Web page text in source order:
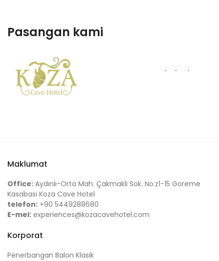
Pasangan kami
Maklumat
Office: Aydınlı-Orta Mah. Çakmakli Sok. No:z1-15 Goreme
Kasabası Koza Cave Hotel
telefon: +90 5449288680
E-mel: experiences@kozacavehotel.com
Korporat
Penerbangan Balon Klasik